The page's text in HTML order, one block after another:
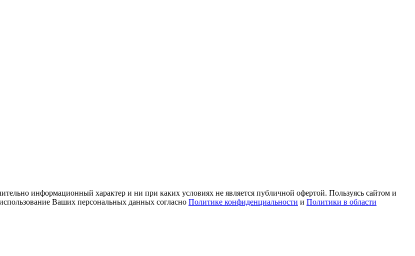
информационный характер и ни при каких условиях не является публичной офертой. Пользуясь сайтом и
Ваших персональных данных согласно Политике конфиденциальности и Политики в области